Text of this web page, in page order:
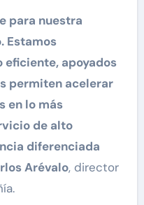
para nuestra
Estamos
eficiente, apoyados
permiten acelerar
en lo más
de alto
diferenciada
Arévalo, director